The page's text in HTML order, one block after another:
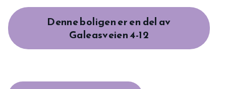
Denne boligen er en del av
Galeasveien 4-12